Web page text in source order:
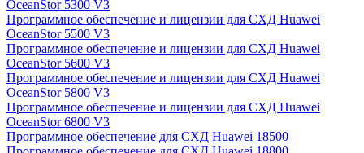
OceanStor 5300 V3
Программное обеспечение и лицензии для СХД Huawei
OceanStor 5500 V3
Программное обеспечение и лицензии для СХД Huawei
OceanStor 5600 V3
Программное обеспечение и лицензии для СХД Huawei
OceanStor 5800 V3
Программное обеспечение и лицензии для СХД Huawei
OceanStor 6800 V3
Программное обеспечение для СХД Huawei 18500